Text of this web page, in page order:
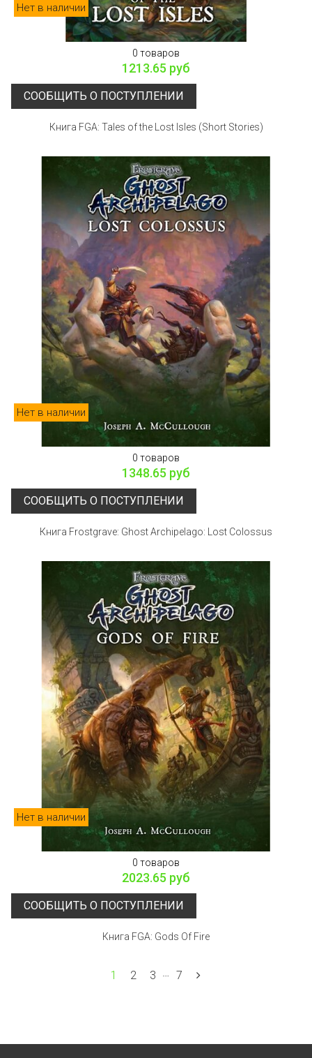
Нет в наличии
0 товаров
1213.65 руб
СООБЩИТЬ О ПОСТУПЛЕНИИ
Книга FGA: Tales of the Lost Isles (Short Stories)
Нет в наличии
0 товаров
1348.65 руб
СООБЩИТЬ О ПОСТУПЛЕНИИ
Книга Frostgrave: Ghost Archipelago: Lost Colossus
Нет в наличии
0 товаров
2023.65 руб
СООБЩИТЬ О ПОСТУПЛЕНИИ
Книга FGA: Gods Of Fire
1 2 3 7